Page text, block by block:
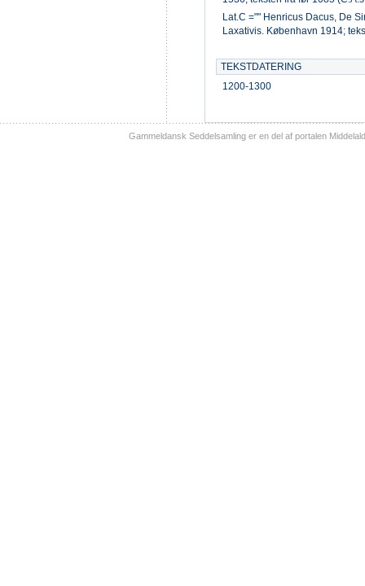
Lat.C ="" Henricus Dacus, De
Laxativis. København 1914;
TEKSTDATERING
1200-1300
Gammeldansk Seddelsamling er en del af portalen